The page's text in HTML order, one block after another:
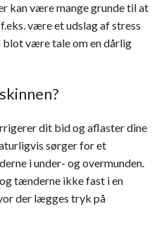
kan være mange grunde til at
være et udslag af stress
blot være tale om en dårlig
dit bid og aflaster dine
sørger for et
i under- og overmunden.
tænderne ikke fast i en
der lægges tryk på